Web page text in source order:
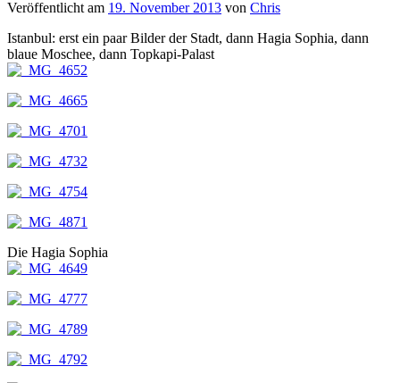
Veröffentlicht am 19. November 2013 von Chris
Istanbul: erst ein paar Bilder der Stadt, dann Hagia Sophia, dann
blaue Moschee, dann Topkapi-Palast
Die Hagia Sophia